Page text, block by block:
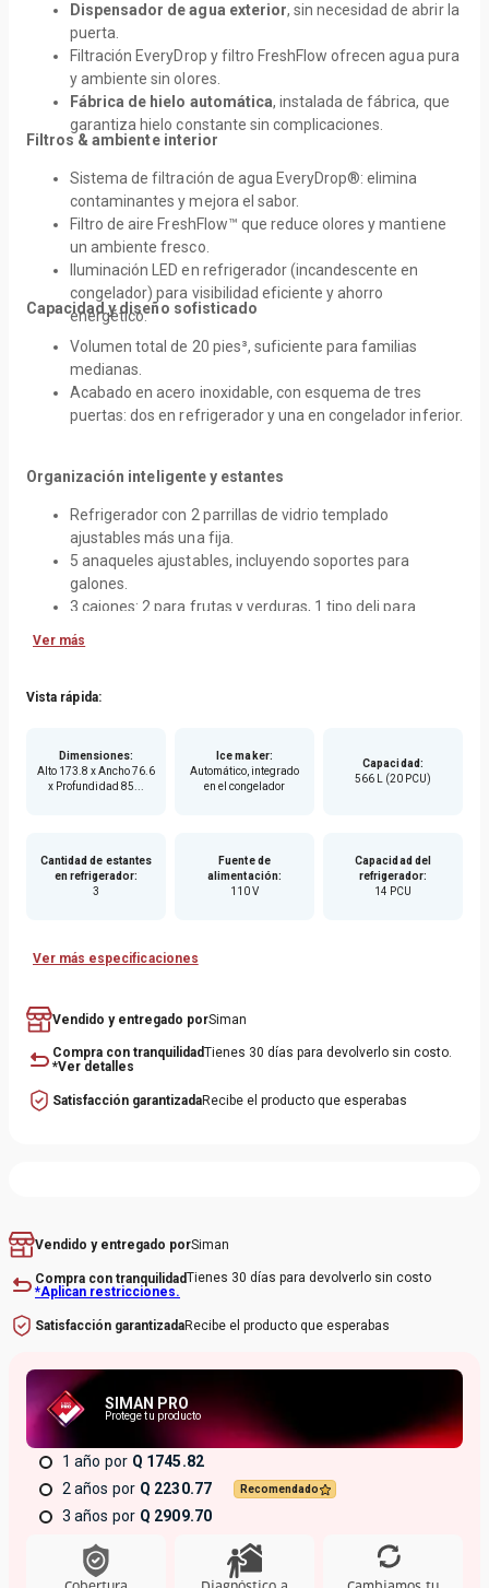
Dispensador de agua exterior, sin necesidad de abrir la
puerta.
Filtración EveryDrop y filtro FreshFlow ofrecen agua pura
y ambiente sin olores.
Fábrica de hielo automática, instalada de fábrica, que
garantiza hielo constante sin complicaciones.
Filtros & ambiente interior
Sistema de filtración de agua EveryDrop®: elimina
contaminantes y mejora el sabor.
Filtro de aire FreshFlow™ que reduce olores y mantiene
un ambiente fresco.
Iluminación LED en refrigerador (incandescente en
congelador) para visibilidad eficiente y ahorro
energético.
Capacidad y diseño sofisticado
Volumen total de 20 pies³, suficiente para familias
medianas.
Acabado en acero inoxidable, con esquema de tres
puertas: dos en refrigerador y una en congelador inferior.
Organización inteligente y estantes
Refrigerador con 2 parrillas de vidrio templado
ajustables más una fija.
5 anaqueles ajustables, incluyendo soportes para
galones.
3 cajones: 2 para frutas y verduras, 1 tipo deli para
Congelador inferior con 2 niveles y contenedores
Ver más
Vista rápida:
Dimensiones:
Alto 173.8 x Ancho 76.6
x Profundidad 85...
Ice maker:
Automático, integrado
en el congelador
Capacidad:
566 L (20 PCU)
Cantidad de estantes
en refrigerador:
3
Fuente de
alimentación:
110 V
Capacidad del
refrigerador:
14 PCU
Ver más especificaciones
Vendido y entregado porSiman
Compra con tranquilidadTienes 30 días para devolverlo sin costo.
*Ver detalles
Satisfacción garantizadaRecibe el producto que esperabas
Vendido y entregado porSiman
Compra con tranquilidadTienes 30 días para devolverlo sin costo
*Aplican restricciones.
Satisfacción garantizadaRecibe el producto que esperabas
SIMAN PRO
Protege tu producto
1 año
Q 1745.82
2 años
Q 2230.77 Recomendado
3 años Q 2909.70